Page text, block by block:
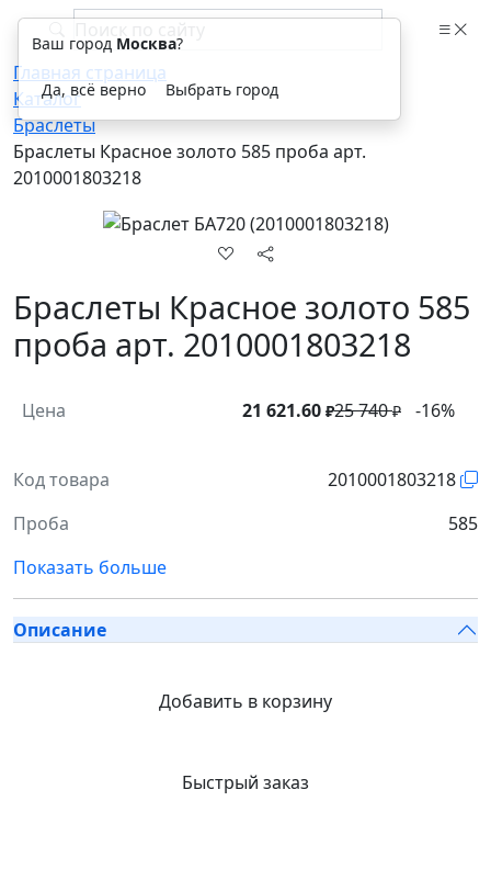
Главная страница
Каталог
Браслеты
Браслеты Красное золото 585 проба арт.
2010001803218
Браслеты Красное золото 585
проба арт. 2010001803218
Цена 21 621.60 ₽25 740₽ -16%
Код товара
2010001803218
Проба
585
Показать больше
Описание
Добавить в корзину
Быстрый заказ
Ваш город Москва?
Да, всё верно Выбрать город